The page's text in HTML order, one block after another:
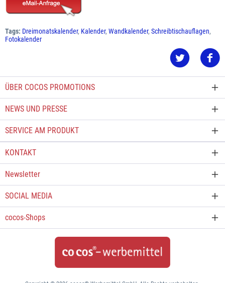
Tags: Dreimonatskalender, Kalender, Wandkalender, Schreibtischauflagen,
Fotokalender
ÜBER COCOS PROMOTIONS
NEWS UND PRESSE
SERVICE AM PRODUKT
KONTAKT
Newsletter
SOCIAL MEDIA
cocos-Shops